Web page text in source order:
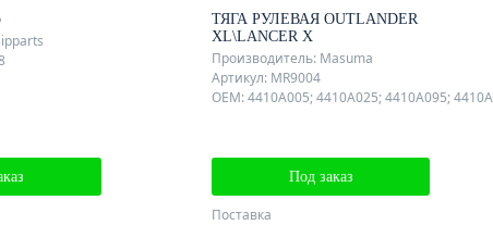
ТЯГА РУЛЕВАЯ OUTLANDER
XL\LANCER X
Производитель: Masuma
Артикул: MR9004
Под заказ
Поставка